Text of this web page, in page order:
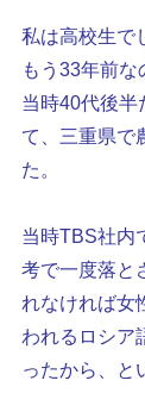
私は高校生で
もう33年前な
当時40代後半
て、三重県で
た。
当時TBS社内
考で一度落と
れなければ女
われるロシア
ったから、と